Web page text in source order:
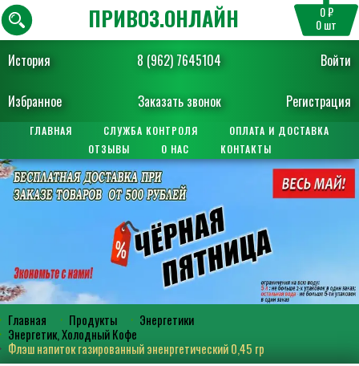
История 8 (962) 7645104 Войти
Избранное Заказать звонок Регистрация
ПРИВОЗ.ОНЛАЙН 0 ₽
0шт
ГЛАВНАЯ СЛУЖБА КОНТРОЛЯ
ОПЛАТА И ДОСТАВКА
ОТЗЫВЫ
О НАС КОНТАКТЫ
Главная Продукты
Энергетики
Энергетик, Холодный Кофе
Флэш напиток газированный эненргетический 0,45 гр